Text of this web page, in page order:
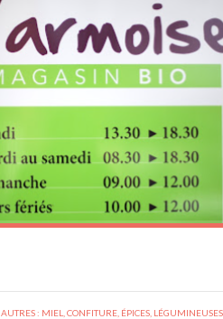
AUTRES : MIEL, CONFITURE, ÉPICES,